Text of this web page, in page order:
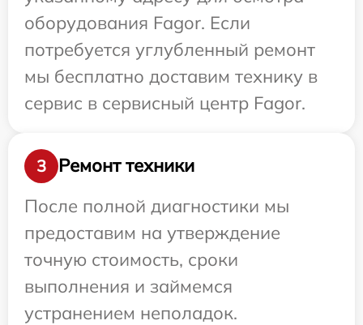
оборудования Fagor. Если
потребуется углубленный ремонт
мы бесплатно доставим технику в
сервис в сервисный центр Fagor.
3
Ремонт техники
После полной диагностики мы
предоставим на утверждение
точную стоимость, сроки
выполнения и займемся
устранением неполадок.